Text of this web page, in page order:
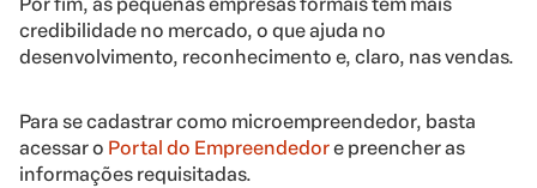
Por fim, as pequenas empresas formais têm mais
credibilidade no mercado, o que ajuda no
desenvolvimento, reconhecimento e, claro, nas vendas.
Para se cadastrar como microempreendedor, basta
acessar o Portal do Empreendedore preencher as
informações requisitadas.